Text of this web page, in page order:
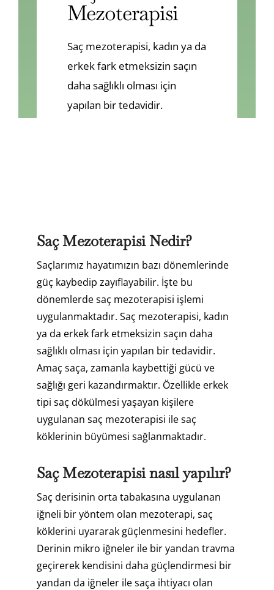
Mezoterapisi
Saç mezoterapisi, kadın ya da
erkek fark etmeksizin saçın
daha sağlıklı olması için
yapılan bir tedavidir.
Saç Mezoterapisi Nedir?
Saçlarımız hayatımızın bazı dönemlerinde
güç kaybedip zayıflayabilir. İşte bu
dönemlerde saç mezoterapisi işlemi
uygulanmaktadır. Saç mezoterapisi, kadın
ya da erkek fark etmeksizin saçın daha
sağlıklı olması için yapılan bir tedavidir.
Amaç saça, zamanla kaybettiği gücü ve
sağlığı geri kazandırmaktır. Özellikle erkek
tipi saç dökülmesi yaşayan kişilere
uygulanan saç mezoterapisi ile saç
köklerinin büyümesi sağlanmaktadır.
Saç Mezoterapisi nasıl yapılır?
Saç derisinin orta tabakasına uygulanan
iğneli bir yöntem olan mezoterapi, saç
köklerini uyararak güçlenmesini hedefler.
Derinin mikro iğneler ile bir yandan travma
geçirerek kendisini daha güçlendirmesi bir
yandan da iğneler ile saça ihtiyacı olan